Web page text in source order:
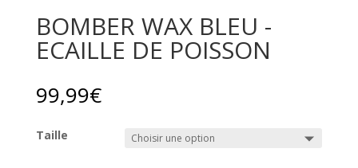
BOMBER WAX BLEU -
ECAILLE DE POISSON
99,99€
Taille